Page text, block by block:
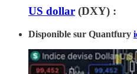
US dollar (DXY) :
Disponible sur Quantfury